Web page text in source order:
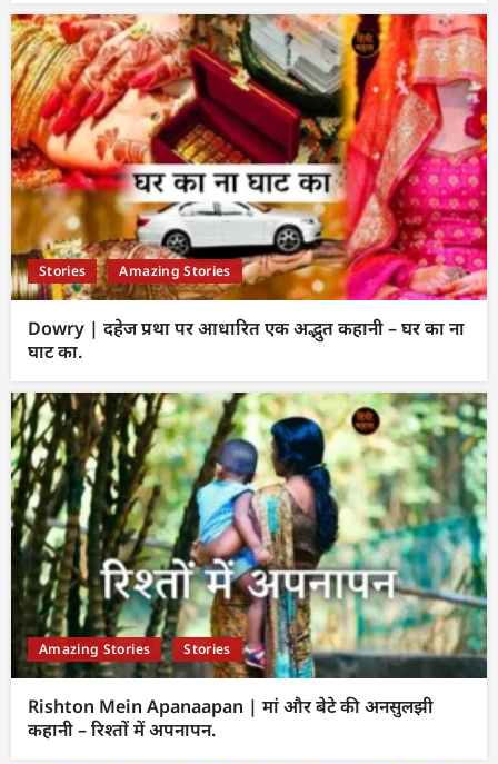
Stories Amazing Stories
Dowry | दहेज प्रथा पर आधारित एक अद्भुत कहानी – घर का ना
घाट का.
Amazing Stories Stories
Rishton Mein Apanaapan | मां और बेटे की अनसुलझी
कहानी – रिश्तों में अपनापन.